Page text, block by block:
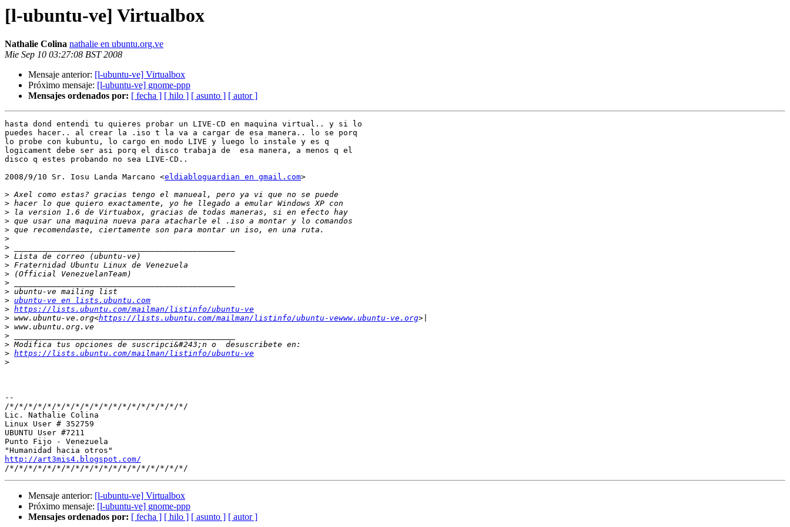
[l-ubuntu-ve] Virtualbox
Nathalie Colina nathalie en ubuntu.org.ve
Mie Sep 10 03:27:08 BST 2008
Mensaje anterior: [l-ubuntu-ve] Virtualbox
Próximo mensaje: [l-ubuntu-ve] gnome-ppp
Mensajes ordenados por: [ fecha ] [ hilo ] [ asunto ] [ autor ]
hasta dond entendi tu quieres probar un LIVE-CD en maquina virtual.. y si lo
puedes hacer.. al crear la .iso t la va a cargar de esa manera.. lo se porq
lo probe con kubuntu, lo cargo en modo LIVE y luego lo instale y es q
logicament debe ser asi porq el disco trabaja de  esa manera, a menos q el
disco q estes probando no sea LIVE-CD..
2008/9/10 Sr. Iosu Landa Marcano <eldiabloguardian en gmail.com>
>
>
>
>
>
>
>
>
>
>
>
>
> ubuntu-ve en lists.ubuntu.com
> https://lists.ubuntu.com/mailman/listinfo/ubuntu-ve
> www.ubuntu-ve.org<https://lists.ubuntu.com/mailman/listinfo/ubuntu-vewww.ubuntu-ve.org
>
>
>
> https://lists.ubuntu.com/mailman/listinfo/ubuntu-ve
>
--
/*/*/*/*/*/*/*/*/*/*/*/*/*/*/*/*/*/*/*/
Lic. Nathalie Colina
Linux User # 352759
UBUNTU User #7211
Punto Fijo - Venezuela
http://art3mis4.blogspot.com/
Mensaje anterior: [l-ubuntu-ve] Virtualbox
Próximo mensaje: [l-ubuntu-ve] gnome-ppp
Mensajes ordenados por: [ fecha ] [ hilo ] [ asunto ] [ autor ]